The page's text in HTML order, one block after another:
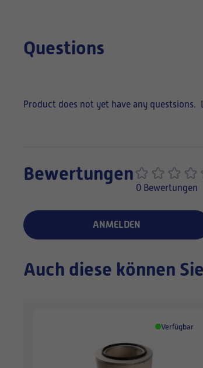
Questions
Product does not yet have any questsions.
Bewertungen
0 Bewertungen
ANMELDEN
Auch diese können
Verfügbar